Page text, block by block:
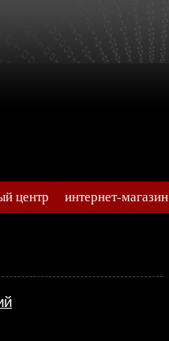
центр интернет-магазин